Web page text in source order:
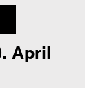
April